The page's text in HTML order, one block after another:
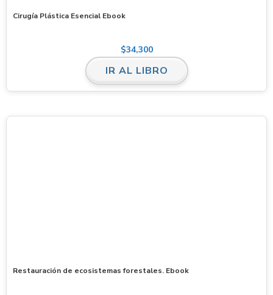
Cirugía Plástica Esencial Ebook
$34,300
IR AL LIBRO
Restauración de ecosistemas forestales. Ebook